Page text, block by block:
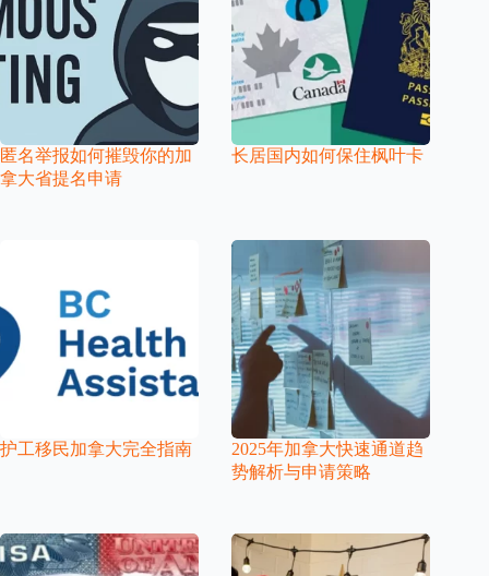
匿名举报如何摧毁你的加
拿大省提名申请
长居国内如何保住枫叶卡
护工移民加拿大完全指南
2025年加拿大快速通道趋
势解析与申请策略